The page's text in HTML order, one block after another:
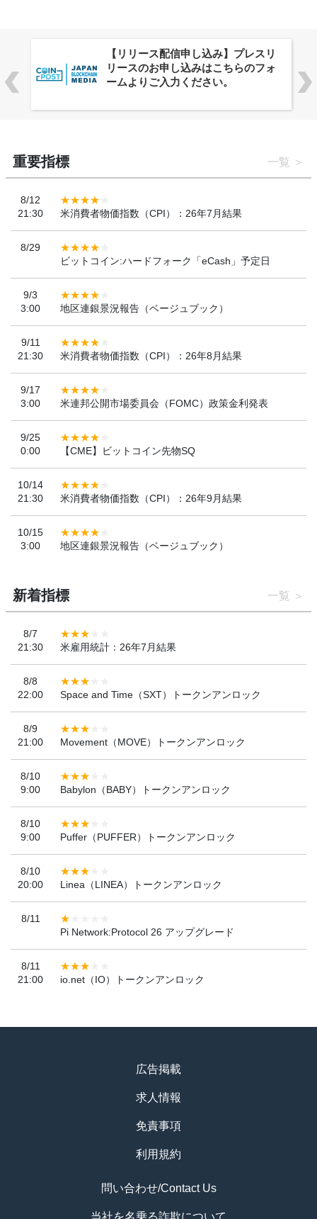
株式会社PlnX、アジア最大級のグロ
ーバルWeb3カンファレンス
「WebX2026」とのコラボレーショ
重要指標 一覧
8/12
21:30
米消費者物価指数（CPI）：26年7月結果
8/29
ビットコイン:ハードフォーク「eCash」予定日
9/3
3:00
地区連銀景況報告（ベージュブック）
9/11
21:30
米消費者物価指数（CPI）：26年8月結果
9/17
3:00
米連邦公開市場委員会（FOMC）政策金利発表
9/25
0:00
【CME】ビットコイン先物SQ
10/14
21:30
米消費者物価指数（CPI）：26年9月結果
10/15
3:00
地区連銀景況報告（ベージュブック）
新着指標 一覧
8/7
21:30
米雇用統計：26年7月結果
8/8
22:00
Space and Time（SXT）トークンアンロック
8/9
21:00
Movement（MOVE）トークンアンロック
8/10
9:00
Babylon（BABY）トークンアンロック
8/10
9:00
Puffer（PUFFER）トークンアンロック
8/10
20:00
Linea（LINEA）トークンアンロック
8/11
Pi Network:Protocol 26 アップグレード
8/11
21:00
io.net（IO）トークンアンロック
広告掲載
求人情報
免責事項
利用規約
問い合わせ/Contact Us
当社を名乗る詐欺について